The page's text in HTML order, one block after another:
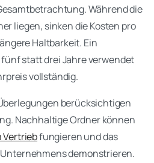
Während die
liegen, sinken die Kosten pro
Haltbarkeit. Ein
statt drei Jahre verwendet
vollständig.
berücksichtigen
Nachhaltige Ordner können
Vertriebfungieren und das
demonstrieren.